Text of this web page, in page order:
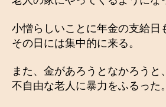
小憎らしいことに年金の支給日
その日には集中的に来る。
また、金があろうとなかろうと
不自由な老人に暴力をふるった。